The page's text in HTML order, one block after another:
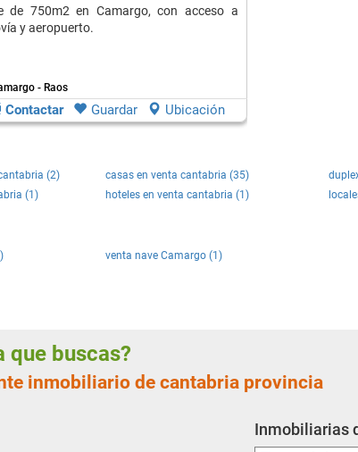
de 750m2 en Camargo, con acceso a
y aeropuerto.
- Raos
Contactar Guardar Ubicación
(2) casas en venta cantabria (35)
(1) hoteles en venta cantabria (1)
venta nave Camargo (1)
que buscas?
inmobiliario de cantabria provincia
Inmobiliarias